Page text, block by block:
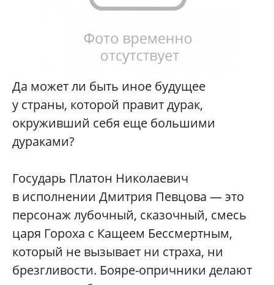
Да может ли быть иное будущее
у страны, которой правит дурак,
окруживший себя еще большими
дураками?
Государь Платон Николаевич
в исполнении Дмитрия Певцова — это
персонаж лубочный, сказочный, смесь
царя Гороха с Кащеем Бессмертным,
который не вызывает ни страха, ни
брезгливости. Бояре-опричники делают